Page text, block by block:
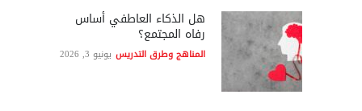
هل الذكاء العاطفي أساس
رفاه المجتمع؟
المناهج وطرق التدريس يونيو 3, 2026